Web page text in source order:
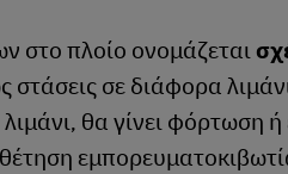
στο πλοίο ονομάζεται
σε διάφορα
θα γίνει φόρτωση